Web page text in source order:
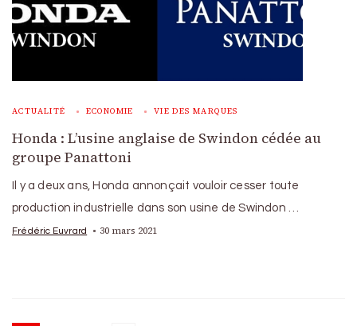
ACTUALITÉ ECONOMIE VIE DES MARQUES
Honda : L’usine anglaise de Swindon cédée au
groupe Panattoni
Il y a deux ans, Honda annonçait vouloir cesser toute
production industrielle dans son usine de Swindon …
Frédéric Euvrard 30 mars 2021